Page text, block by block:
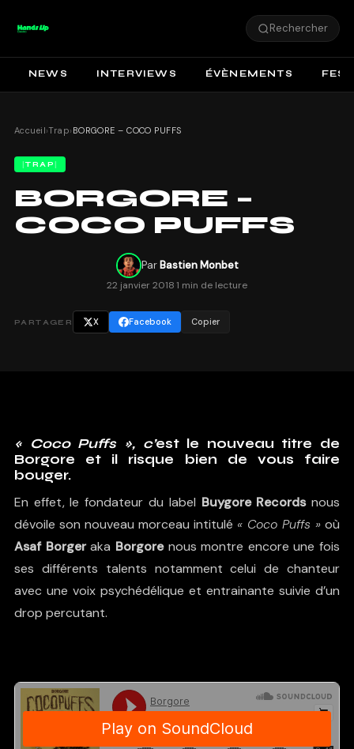
Rechercher
NEWS INTERVIEWS ÉVÈNEMENTS
Accueil›Trap› BORGORE – COCO PUFFS
TRAP
BORGORE –
COCO PUFFS
ParBastien Monbet
22 janvier 20181 min de lecture
PARTAGER X Facebook Copier
« Coco Puffs », c’est le nouveau titre de
Borgore et il risque bien de vous faire
bouger.
En effet, le fondateur du label Buygore Recordsnous
dévoile son nouveau morceau intitulé « Coco Puffs » où
Asaf Borgeraka Borgorenous montre encore une fois
ses différents talents notamment celui de chanteur
avec une voix psychédélique et entrainante suivie d’un
drop percutant.